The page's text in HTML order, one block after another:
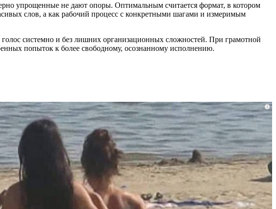
упрощенные не дают опоры. Оптимальным считается формат, в котором
слов, а как рабочий процесс с конкретными шагами и измеримым
системно и без лишних организационных сложностей. При грамотной
попыток к более свободному, осознанному исполнению.
i